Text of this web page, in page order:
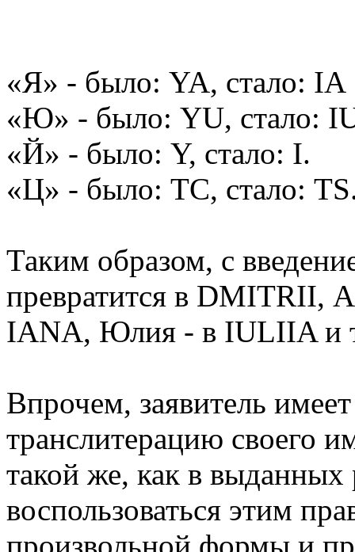
«Я» - было: YA, стало: IA
«Ю» - было: YU, стало:
«Й» - было: Y, стало: I.
«Ц» - было: TC, стало:
Таким образом, с
превратится в
IANA, Юлия - в IULIIA и
Впрочем, заявитель
транслитерацию своего
такой же, как в
воспользоваться этим